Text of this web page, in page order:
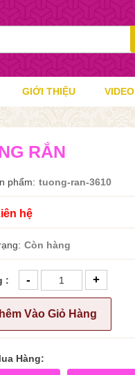
GIỚI THIỆU VIDEO
RẮN
phẩm tuong-ran-3610
hệ
Còn hàng
: - +
Vào Giỏ Hàng
Hàng: